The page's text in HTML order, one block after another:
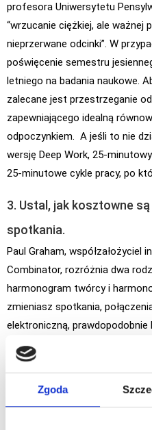
Zgoda
profesora Uniwersytetu
“wrzucanie ciężkiej, ale ważnej
nieprzerwane odcinki”. W
poświęcenie semestru
letniego na badania naukowe.
zalecane jest przestrzeganie
zapewniającego idealną
odpoczynkiem. A jeśli to nie
wersję Deep Work, 25-
25-minutowe cykle pracy, po
3. Ustal, jak kosztowne
spotkania.
Paul Graham, współzałożyciel
Combinator, rozróżnia dwa
harmonogram twórcy i
zmieniasz spotkania,
elektroniczną, prawdopodobnie
spotkań menedżerów.
organizowania swoich dni w
zazwyczaj pisarze, programiści